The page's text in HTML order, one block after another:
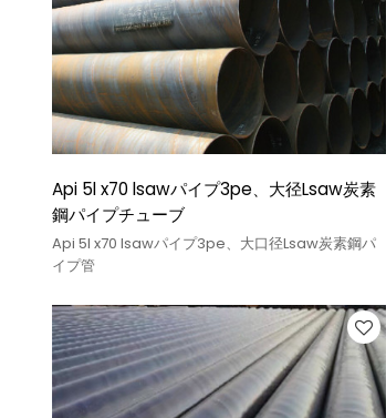
Api 5l x70 lsawパイプ3pe、大径Lsaw炭素
鋼パイプチューブ
Api 5l x70 lsawパイプ3pe、大口径Lsaw炭素鋼パ
イプ管